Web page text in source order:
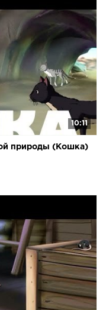
10:11
природы (Кошка)